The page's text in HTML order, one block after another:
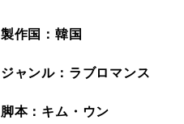
製作国：韓国
ジャンル：ラブロマンス
脚本：キム・ウン